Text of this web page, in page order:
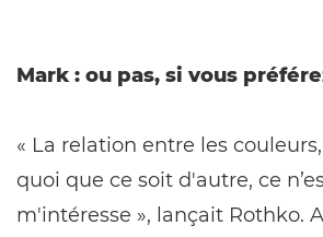
Mark : ou pas, si vous
« La relation entre les
quoi que ce soit d'autre, ce
m'intéresse », lançait Rothko.